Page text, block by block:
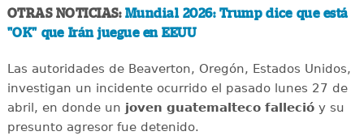
OTRAS NOTICIAS: Mundial 2026: Trump dice que está
"OK" que Irán juegue en EEUU
Las autoridades de Beaverton, Oregón, Estados Unidos,
investigan un incidente ocurrido el pasado lunes 27 de
abril, en donde un joven guatemalteco fallecióy su
presunto agresor fue detenido.